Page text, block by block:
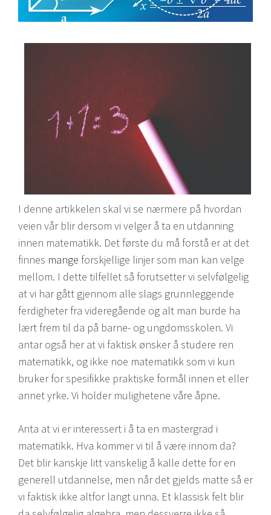
I denne artikkelen skal vi se nærmere på hvordan
veien vår blir dersom vi velger å ta en utdanning
innen matematikk. Det første du må forstå er at det
finnes mange forskjellige linjer som man kan velge
mellom. I dette tilfellet så forutsetter vi selvfølgelig
at vi har gått gjennom alle slags grunnleggende
ferdigheter fra videregående og alt man burde ha
lært frem til da på barne- og ungdomsskolen. Vi
antar også her at vi faktisk ønsker å studere ren
matematikk, og ikke noe matematikk som vi kun
bruker for spesifikke praktiske formål innen et eller
annet yrke. Vi holder mulighetene våre åpne.
Anta at vi er interessert i å ta en mastergrad i
matematikk. Hva kommer vi til å være innom da?
Det blir kanskje litt vanskelig å kalle dette for en
generell utdannelse, men når det gjelds matte så er
vi faktisk ikke altfor langt unna. Et klassisk felt blir